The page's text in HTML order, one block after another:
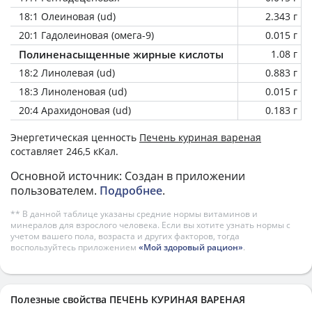
18:1 Олеиновая (ud)
2.343 г
20:1 Гадолеиновая (омега-9)
0.015 г
Полиненасыщенные жирные кислоты
1.08 г
18:2 Линолевая (ud)
0.883 г
18:3 Линоленовая (ud)
0.015 г
20:4 Арахидоновая (ud)
0.183 г
Энергетическая ценность Печень куриная вареная
составляет 246,5 кКал.
Основной источник: Создан в приложении
пользователем. Подробнее.
** В данной таблице указаны средние нормы витаминов и
минералов для взрослого человека. Если вы хотите узнать нормы с
учетом вашего пола, возраста и других факторов, тогда
воспользуйтесь приложением «Мой здоровый рацион».
Полезные свойства ПЕЧЕНЬ КУРИНАЯ ВАРЕНАЯ